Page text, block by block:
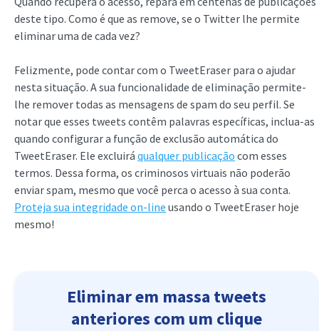
deste tipo. Como é que as remove, se o Twitter lhe permite
eliminar uma de cada vez?
Felizmente, pode contar com o TweetEraser para o ajudar
nesta situação. A sua funcionalidade de eliminação permite-
lhe remover todas as mensagens de spam do seu perfil. Se
notar que esses tweets contêm palavras específicas, inclua-as
quando configurar a função de exclusão automática do
TweetEraser. Ele excluirá qualquer publicação com esses
termos. Dessa forma, os criminosos virtuais não poderão
enviar spam, mesmo que você perca o acesso à sua conta.
Proteja sua integridade on-line usando o TweetEraser hoje
mesmo!
Eliminar em massa tweets
anteriores com um clique